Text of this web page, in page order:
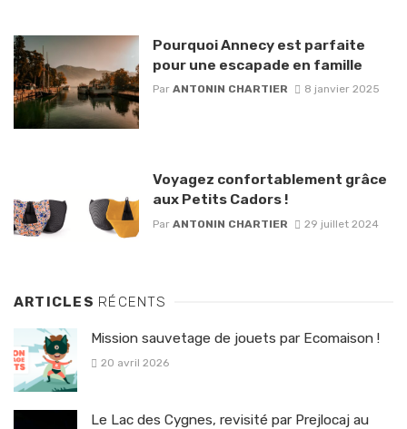
Pourquoi Annecy est parfaite
pour une escapade en famille
Par ANTONIN CHARTIER 8 janvier 2025
Voyagez confortablement grâce
aux Petits Cadors !
Par ANTONIN CHARTIER 29 juillet 2024
ARTICLES RÉCENTS
Mission sauvetage de jouets par Ecomaison !
20 avril 2026
Le Lac des Cygnes, revisité par Prejlocaj au